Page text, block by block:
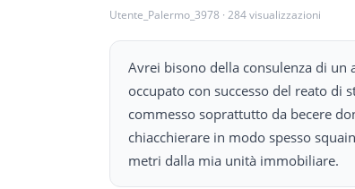
Utente_Palermo_3978 · 284visualizzazioni
Avrei bisono della consulenza di un
occupato con successo del reato di
commesso soprattutto da becere
chiacchierare in modo spesso
metri dalla mia unità immobiliare.